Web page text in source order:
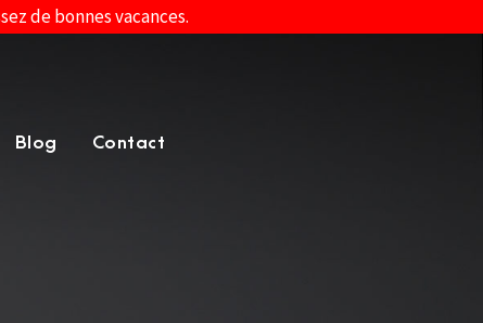
de bonnes vacances.
Blog Contact